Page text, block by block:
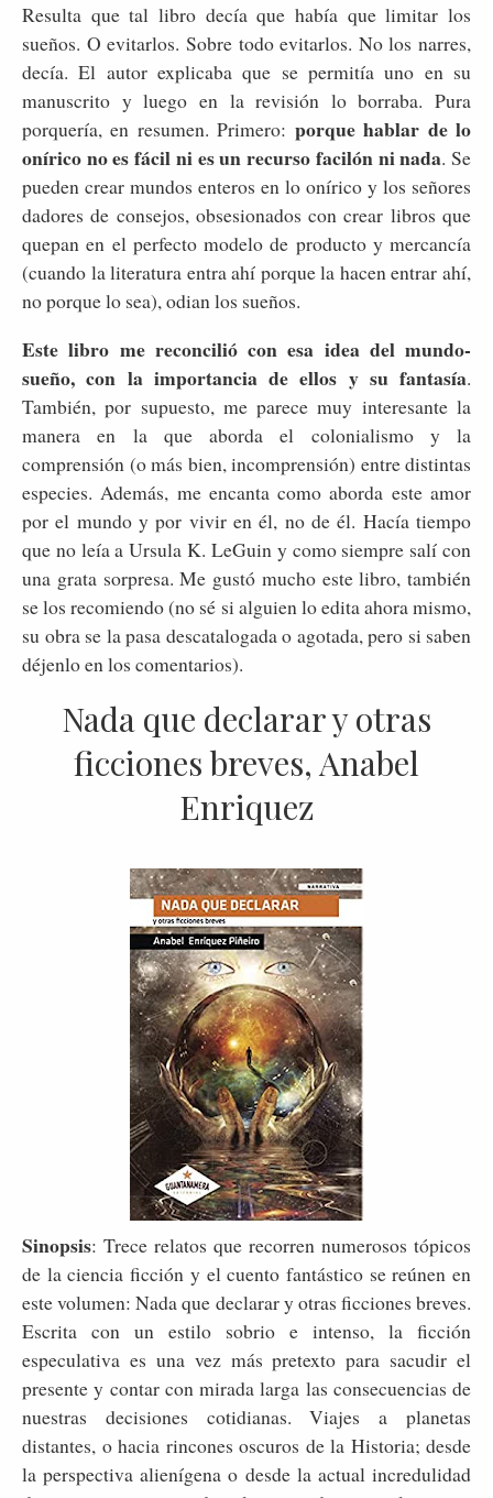
Resulta que tal libro decía que había que limitar los
sueños. O evitarlos. Sobre todo evitarlos. No los narres,
decía. El autor explicaba que se permitía uno en su
manuscrito y luego en la revisión lo borraba. Pura
porquería, en resumen. Primero: porque hablar de lo
onírico no es fácil ni es un recurso facilón ni nada. Se
pueden crear mundos enteros en lo onírico y los señores
dadores de consejos, obsesionados con crear libros que
quepan en el perfecto modelo de producto y mercancía
(cuando la literatura entra ahí porque la hacen entrar ahí,
no porque lo sea), odian los sueños.
Este libro me reconcilió con esa idea del mundo-
sueño, con la importancia de ellos y su fantasía.
También, por supuesto, me parece muy interesante la
manera en la que aborda el colonialismo y la
comprensión (o más bien, incomprensión) entre distintas
especies. Además, me encanta como aborda este amor
por el mundo y por vivir en él, no de él. Hacía tiempo
que no leía a Ursula K. LeGuin y como siempre salí con
una grata sorpresa. Me gustó mucho este libro, también
se los recomiendo (no sé si alguien lo edita ahora mismo,
su obra se la pasa descatalogada o agotada, pero si saben
déjenlo en los comentarios).
Nada que declarar y otras
ficciones breves, Anabel
Enriquez
Sinopsis: Trece relatos que recorren numerosos tópicos
de la ciencia ficción y el cuento fantástico se reúnen en
este volumen: Nada que declarar y otras ficciones breves.
Escrita con un estilo sobrio e intenso, la ficción
especulativa es una vez más pretexto para sacudir el
presente y contar con mirada larga las consecuencias de
nuestras decisiones cotidianas. Viajes a planetas
distantes, o hacia rincones oscuros de la Historia; desde
la perspectiva alienígena o desde la actual incredulidad